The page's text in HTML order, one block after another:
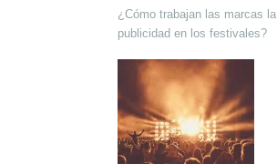
¿Cómo trabajan las marcas la
publicidad en los festivales?